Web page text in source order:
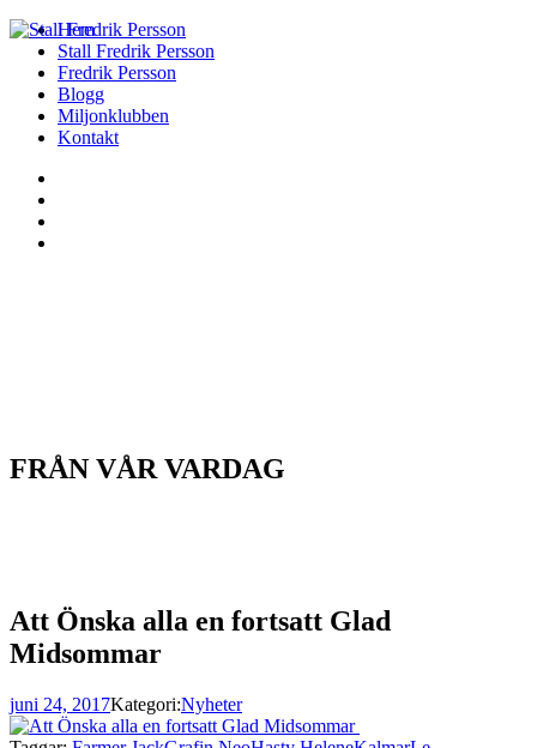
Hem
Stall Fredrik Persson
Fredrik Persson
Blogg
Miljonklubben
Kontakt
FRÅN VÅR VARDAG
Att Önska alla en fortsatt Glad
Midsommar
juni 24, 2017Kategori:Nyheter